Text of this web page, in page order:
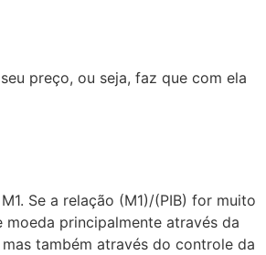
preço, ou seja, faz que com ela
Se a relação (M1)/(PIB) for muito
principalmente através da
também através do controle da